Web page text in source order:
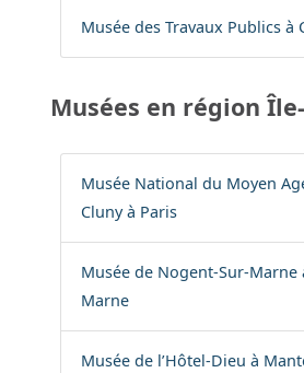
Musée des Travaux Publics à
Musées en région
Musée National du Moyen
Cluny à Paris
Musée de Nogent-Sur-Marne
Marne
Musée de l’Hôtel-Dieu à